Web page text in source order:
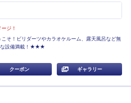
ジ！
そ！ビリダーツやカラオケルーム、露天風呂など無
設備満載！★★★
クーポン ギャラリー